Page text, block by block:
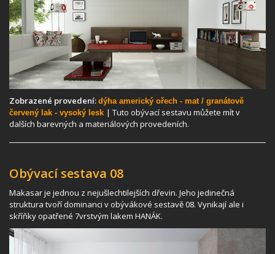
Zobrazené provedení: dýha americký ořech - mat / granátově
červený lak - vysoký lesk | Tuto obývací sestavu můžete mít v
dalších barevných a materiálových provedeních.
Obývací sestava 08
Makasar je jednou z nejušlechtilejších dřevin. Jeho jedinečná
struktura tvoří dominanci v obývákové sestavě 08. Vynikají ale i
skříňky opatřené 7vrstvým lakem HANÁK.